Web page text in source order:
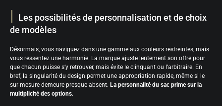
Les possibilités de personnalisation et de choix
de modèles
Désormais, vous naviguez dans une gamme aux couleurs restreintes, mais
vous ressentez une harmonie. La marque ajuste lentement son offre pour
que chacun puisse s’y retrouver, mais évite le clinquant ou l’arbitraire. En
bref, la singularité du design permet une appropriation rapide, même si le
sur-mesure demeure presque absent. La personnalité du sac prime sur la
multiplicité des options.